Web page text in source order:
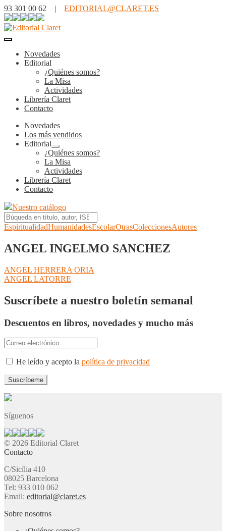
93 301 00 62 | EDITORIAL@CLARET.ES
Novedades
Editorial
¿Quiénes somos?
La Misa
Actividades
Librería Claret
Contacto
Novedades
Los más vendidos
Editorial
Expandir
el
menú
hijo
¿Quiénes somos?
La Misa
Actividades
Librería Claret
Contacto
Nuestro catálogo
EspiritualidadHumanidadesEscolarOtrasColeccionesAutores
ANGEL INGELMO SANCHEZ
Navegación
de
entradas
Anterior:
ANGEL HERRERA ORIA
Siguiente:
ANGEL LATORRE
Suscríbete a nuestro boletín semanal
Descuentos en libros, novedades y mucho más
He leído y acepto la política de privacidad
Síguenos
© 2026 Editorial Claret
Contacto
C/Sicília 410
08025 Barcelona
Tel: 933 010 062
Email: editorial@claret.es
Sobre nosotros